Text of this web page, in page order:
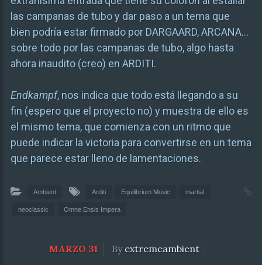
las campanas de tubo y dar paso a un tema que
bien podría estar firmado por DARGAARD, ARCANA…
sobre todo por las campanas de tubo, algo hasta
ahora inaudito (creo) en ARDITI.
Endkampf, nos indica que todo está llegando a su
fin (espero que el proyecto no) y muestra de ello es
el mismo tema, que comienza con un ritmo que
puede indicar la victoria para convertirse en un tema
que parece estar lleno de lamentaciones.
Ambient Arditi Equilibrium Music martial
neoclassic Omne Ensis Impera
MARZO 31 By extremeambient